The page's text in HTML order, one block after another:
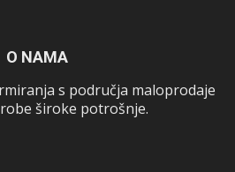
O NAMA
s područja maloprodaje
široke potrošnje.